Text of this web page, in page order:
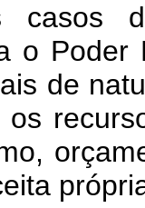
o Poder
de
os